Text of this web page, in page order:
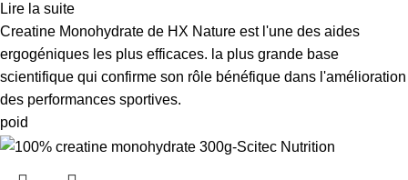
Lire la suite
Creatine Monohydrate de HX Nature est l'une des aides
ergogéniques les plus efficaces. la plus grande base
scientifique qui confirme son rôle bénéfique dans l'amélioration
des performances sportives.
poid